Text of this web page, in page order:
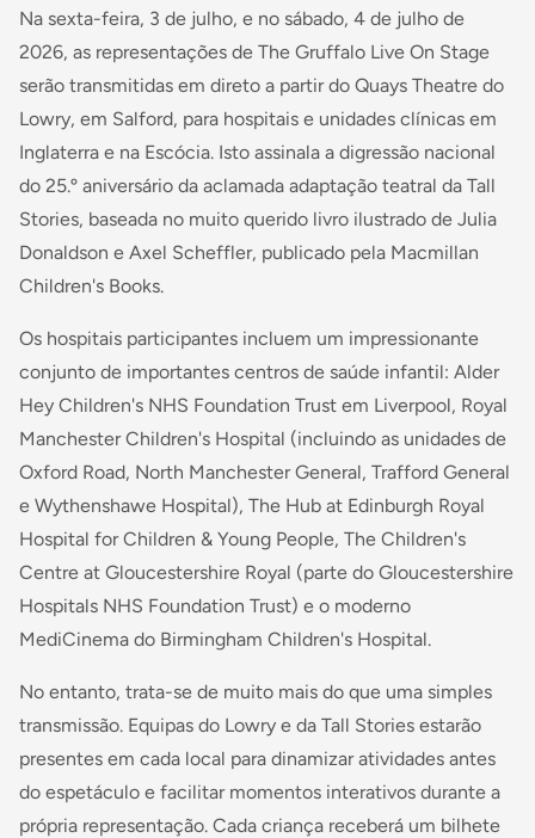
Na sexta-feira, 3 de julho, e no sábado, 4 de julho de
2026, as representações de The Gruffalo Live On Stage
serão transmitidas em direto a partir do Quays Theatre do
Lowry, em Salford, para hospitais e unidades clínicas em
Inglaterra e na Escócia. Isto assinala a digressão nacional
do 25.º aniversário da aclamada adaptação teatral da Tall
Stories, baseada no muito querido livro ilustrado de Julia
Donaldson e Axel Scheffler, publicado pela Macmillan
Children's Books.
Os hospitais participantes incluem um impressionante
conjunto de importantes centros de saúde infantil: Alder
Hey Children's NHS Foundation Trust em Liverpool, Royal
Manchester Children's Hospital (incluindo as unidades de
Oxford Road, North Manchester General, Trafford General
e Wythenshawe Hospital), The Hub at Edinburgh Royal
Hospital for Children & Young People, The Children's
Centre at Gloucestershire Royal (parte do Gloucestershire
Hospitals NHS Foundation Trust) e o moderno
MediCinema do Birmingham Children's Hospital.
No entanto, trata-se de muito mais do que uma simples
transmissão. Equipas do Lowry e da Tall Stories estarão
presentes em cada local para dinamizar atividades antes
do espetáculo e facilitar momentos interativos durante a
própria representação. Cada criança receberá um bilhete